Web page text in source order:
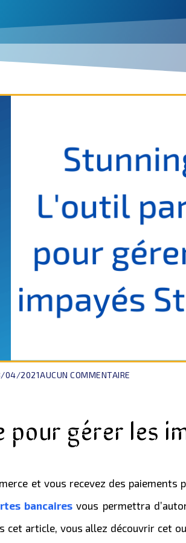
04/2021AUCUN COMMENTAIRE
gérer les
et vous recevez des paiements
bancaires vous permettra
article, vous allez découvrir cet